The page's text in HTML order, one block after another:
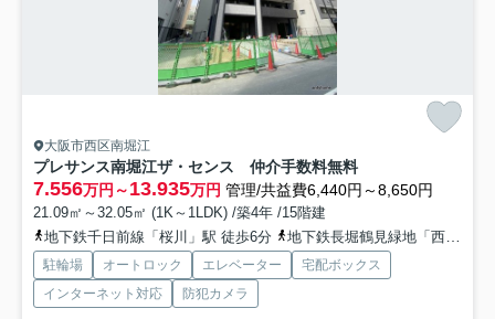
大阪市西区南堀江
プレサンス南堀江ザ・センス 仲介手数料無料
7.556万円～13.935万円 管理/共益費6,440円～8,650円
21.09㎡～32.05㎡ (1K～1LDK) /築4年 /15階建
地下鉄千日前線「桜川」駅 徒歩6分
地下鉄長堀鶴見緑地「西長堀」駅 徒歩9分
駐輪場 オートロック エレベーター
宅配ボックス
インターネット対応
防犯カメラ